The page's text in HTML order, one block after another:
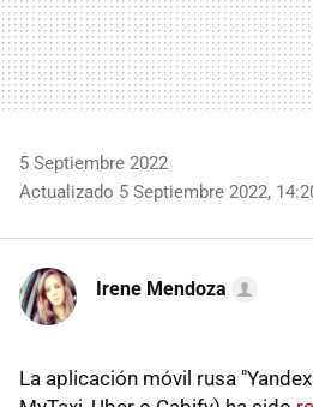
5 Septiembre 2022
Actualizado 5 Septiembre 2022,
Irene Mendoza
La aplicación móvil rusa